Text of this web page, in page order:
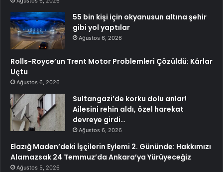
55 bin kişi için okyanusun altına şehir
gibi yol yaptılar
Ağustos 6, 2026
Rolls-Royce’un Trent Motor Problemleri Çözüldü: Kârlar
Uçtu
Ağustos 6, 2026
Sultangazi’de korku dolu anlar!
Ailesini rehin aldı, özel harekat
devreye girdi…
Ağustos 6, 2026
Elazığ Maden’deki İşçilerin Eylemi 2. Gününde: Hakkımızı
Alamazsak 24 Temmuz’da Ankara’ya Yürüyeceğiz
Ağustos 5, 2026